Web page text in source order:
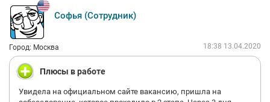
Софья (Сотрудник)
Город: Москва 18:38 13.04.2020
Плюсы в работе
Увидела на официальном сайте вакансию, пришла на